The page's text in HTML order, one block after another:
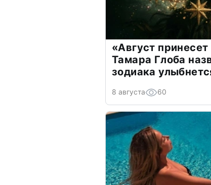
«Август
Тамара Глоба
зодиака
8 августа 60